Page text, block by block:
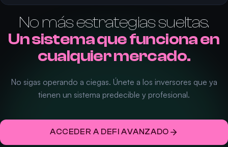
No más estrategias sueltas.
Un sistema que funciona en
cualquier mercado.
No sigas operando a ciegas. Únete a los inversores que ya
tienen un sistema predecible y profesional.
ACCEDER A DEFI AVANZADO